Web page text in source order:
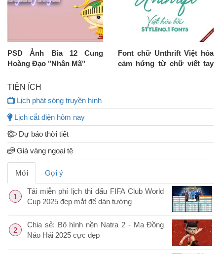
PSD Ảnh Bìa 12 Cung
Hoàng Đạo "Nhân Mã"
Font chữ Unthrift Việt hóa
cảm hứng từ chữ viết tay
TIỆN ÍCH
Lịch phát sóng truyền hình
Lịch cắt điện hôm nay
Dự báo thời tiết
Giá vàng ngoại tệ
Mới Gợi ý
1
Tải miễn phí lịch thi đấu FIFA Club World
Cup 2025 đẹp mắt để dán tường
2
Chia sẻ: Bộ hình nền Natra 2 - Ma Đồng
Náo Hải 2025 cực đẹp